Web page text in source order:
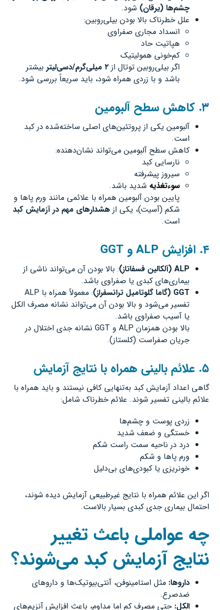
چشم‌ها (یرقان) شود.
علل خطرناک بالا بودن بیلی‌روبین:
انسداد مجاری صفراوی
هپاتیت حاد
کم‌خونی همولیتیک
اگر بیلی‌روبین توتال از۲ میلی‌گرم/دسی‌لیتر بیشتر
باشد و با زردی همراه شود، باید سریعاً بررسی شود.
۳.کاهش سطح آلبومین
آلبومین یکی از پروتئین‌های اصلی ساخته‌شده در کبد
است.
کاهش سطح آلبومین می‌تواند نشان‌دهنده:
نارسایی کبد
سیروز پیشرفته
سوءتغذیه شدید باشد.
پایین بودن آلبومین همراه با علائمی مانند ورم پاها و
شکم (آسیت)، یکی ازهشدارهای مهم در آزمایش کبد
است.
۴. افزایش و
ALP ( آلکالین فسفاتاز): بالا بودن آن می‌تواند ناشی از
بیماری‌های کبدی یا صفراوی باشد.
GGT ( گاما گلوتامیل ترانسفراز)
: معمولاً همراه با ALP
تفسیر می‌شود و بالا بودن آن می‌تواند نشانه مصرف الکل
یا آسیب صفراوی باشد.
بالا بودن همزمان ALP و GGT نشانه جدی اختلال در
جریان صفراست (کلستاز).
۵.علائم بالینی همراه با نتایج آزمایش
گاهی اعداد آزمایش کبد به‌تنهایی کافی نیستند و باید همراه با
علائم بالینی تفسیر شوند. علائم خطرناک شامل:
زردی پوست و چشم‌ها
خستگی و ضعف شدید
درد در ناحیه سمت راست شکم
ورم پاها و شکم
خونریزی یا کبودی‌های بی‌دلیل
اگر این علائم همراه با نتایج غیرطبیعی آزمایش دیده شوند،
احتمال بیماری جدی کبدی بسیار بالاست.
چه عواملی باعث تغییر
نتایج آزمایش کبد می‌شوند؟
داروها: مثل استامینوفن، آنتی‌بیوتیک‌ها و داروهای
ضدصرع.
الکل: حتی مصرف کم اما مداوم، باعث افزایش آنزیم‌های